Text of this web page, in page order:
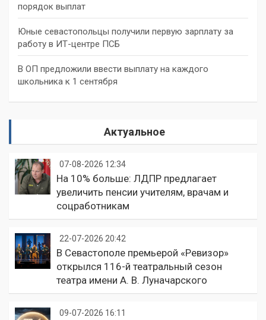
порядок выплат
Юные севастопольцы получили первую зарплату за
работу в ИТ-центре ПСБ
В ОП предложили ввести выплату на каждого
школьника к 1 сентября
Актуальное
07-08-2026 12:34
На 10% больше: ЛДПР предлагает
увеличить пенсии учителям, врачам и
соцработникам
22-07-2026 20:42
В Севастополе премьерой «Ревизор»
открылся 116-й театральный сезон
театра имени А. В. Луначарского
09-07-2026 16:11